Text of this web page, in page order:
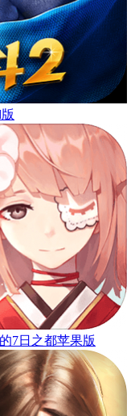
7日之都苹果版